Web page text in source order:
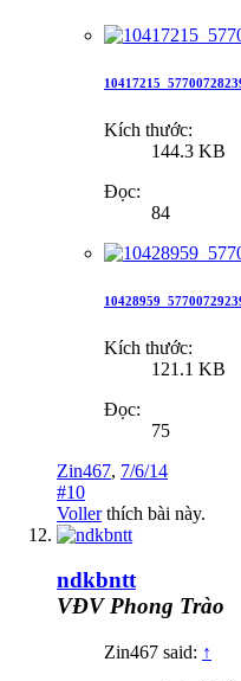
Kích thước:
144.3 KB
Đọc:
84
Kích thước:
121.1 KB
Đọc:
75
Zin467, 7/6/14
#10
Vollerthích bài này.
ndkbntt
VĐV Phong Trào
Zin467 said: ↑